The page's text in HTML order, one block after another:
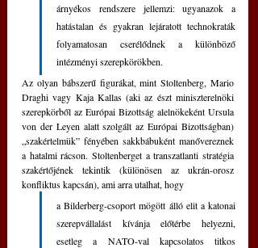
árnyékos rendszere jellemzi: ugyanazok a
hatástalan és gyakran lejáratott technokraták
folyamatosan cserélődnek a különböző
intézményi szerepkörökben.
Az olyan bábszerű figurákat, mint Stoltenberg, Mario
Draghi vagy Kaja Kallas (aki az észt miniszterelnöki
szerepkörből az Európai Bizottság alelnökeként Ursula
von der Leyen alatt szolgált az Európai Bizottságban)
„szakértelmük” fényében sakkbábuként manővereznek
a hatalmi rácson. Stoltenberget a transzatlanti stratégia
szakértőjének tekintik (különösen az ukrán-orosz
konfliktus kapcsán), ami arra utalhat, hogy
a Bilderberg-csoport mögött álló elit a katonai
szerepvállalást kívánja előtérbe helyezni,
esetleg a NATO-val kapcsolatos titkos